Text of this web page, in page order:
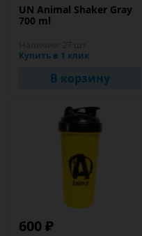
UN Animal Shaker Gray
700 ml
Купить в 1 клик
В корзину
600 ₽